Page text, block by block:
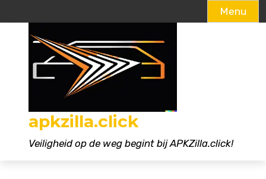
Menu
apkzilla.click
Veiligheid op de weg begint bij APKZilla.click!